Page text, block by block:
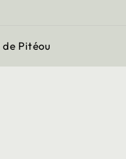
Pitéou